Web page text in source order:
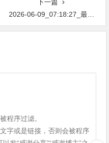
下一篇
2026-06-09_07:18:27_最新网络节点地址免费分享…不定期更新…开放免费分享（网络免费节点香港|日本|韩国|新加坡|台湾|马来西亚|…